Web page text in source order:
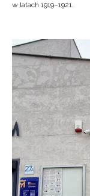
w latach 1919–1921.